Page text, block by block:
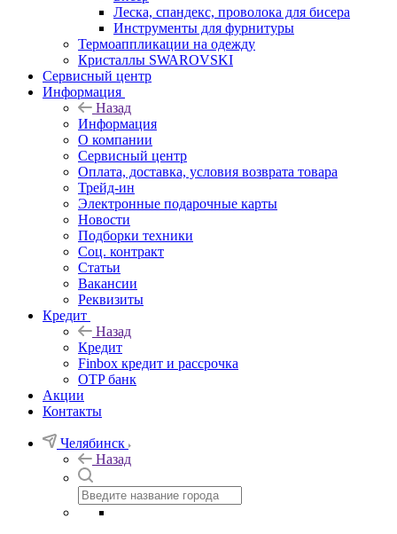
Леска, спандекс, проволока для бисера
Инструменты для фурнитуры
Термоаппликации на одежду
Кристаллы SWAROVSKI
Сервисный центр
Информация
Назад
Информация
О компании
Сервисный центр
Оплата, доставка, условия возврата товара
Трейд-ин
Электронные подарочные карты
Новости
Подборки техники
Соц. контракт
Статьи
Вакансии
Реквизиты
Кредит
Назад
Кредит
Finbox кредит и рассрочка
OTP банк
Акции
Контакты
Челябинск
Назад